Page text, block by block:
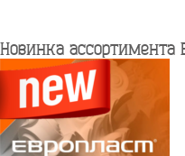
Новинка ассортимента